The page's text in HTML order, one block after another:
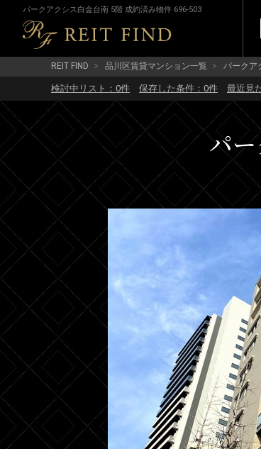
パークアクシス白金台南 5階 成約済み物件 696-503
REIT FIND 品川区賃貸マンション一覧 パークア
検討中リスト： 0件 保存した条件： 0件 最近見
パ